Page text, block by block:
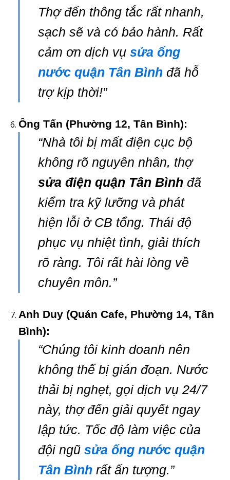
Thợ đến thông tắc rất nhanh,
sạch sẽ và có bảo hành. Rất
cảm ơn dịch vụ sửa ống
nước quận Tân Bìnhđã hỗ
trợ kịp thời!”
Ông Tấn (Phường 12, Tân Bình):
“Nhà tôi bị mất điện cục bộ
không rõ nguyên nhân, thợ
sửa điện quận Tân Bìnhđã
kiểm tra kỹ lưỡng và phát
hiện lỗi ở CB tổng. Thái độ
phục vụ nhiệt tình, giải thích
rõ ràng. Tôi rất hài lòng về
chuyên môn.”
Anh Duy (Quán Cafe, Phường 14, Tân
Bình):
“Chúng tôi kinh doanh nên
không thể bị gián đoạn. Nước
thải bị nghẹt, gọi dịch vụ 24/7
này, thợ đến giải quyết ngay
lập tức. Tốc độ làm việc của
đội ngũ sửa ống nước quận
Tân Bìnhrất ấn tượng.”